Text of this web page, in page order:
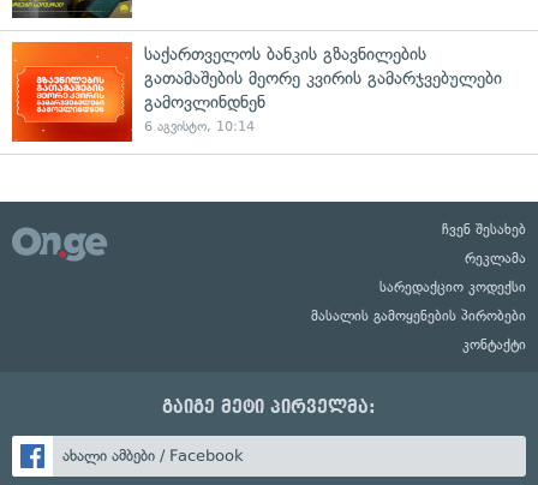
საქართველოს ბანკის გზავნილების
გათამაშების მეორე კვირის გამარჯვებულები
გამოვლინდნენ
6 აგვისტო, 10:14
ჩვენ შესახებ
რეკლამა
სარედაქციო კოდექსი
მასალის გამოყენების პირობები
კონტაქტი
გაიგე მეტი პირველმა:
ახალი ამბები / Facebook